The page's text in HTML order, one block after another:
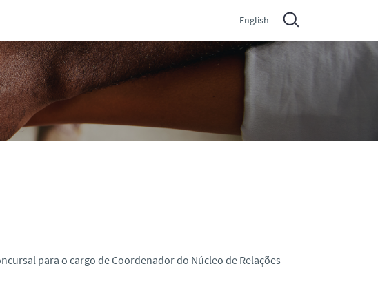
English
para o cargo de Coordenador do Núcleo de Relações